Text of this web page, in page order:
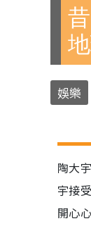
地
娛樂
陶大
宇接
開心